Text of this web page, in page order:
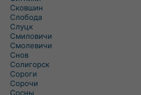
Сковшин
Слобода
Слуцк
Смиловичи
Смолевичи
Снов
Солигорск
Сороги
Сорочи
Сосны